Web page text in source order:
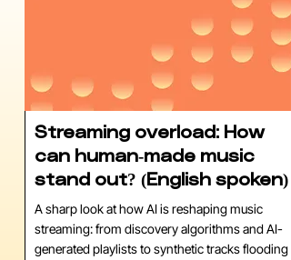
Streaming overload: How
can human-made music
stand out? (English spoken)
A sharp look at how AI is reshaping music
streaming: from discovery algorithms and AI-
generated playlists to synthetic tracks flooding